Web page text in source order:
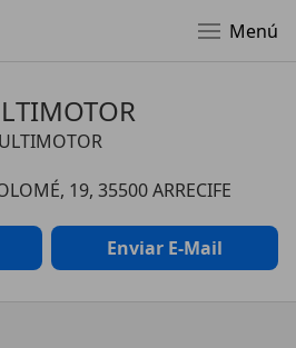
Menú
19, 35500 ARRECIFE
Enviar E-Mail